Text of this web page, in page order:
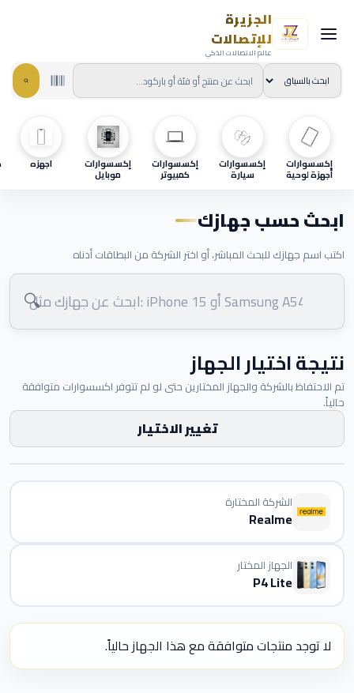
الجزيرة
للإتصالات
عالم الاتصالات الذكي
إكسسوارات
أجهزة لوحية
إكسسوارات
سيارة
إكسسوارات
كمبيوتر
إكسسوارات
موبايل
اجهزه
ابحث حسب جهازك
اكتب اسم جهازك للبحث المباشر، أو اختر الشركة من البطاقات أدناه
🔍
نتيجة اختيار الجهاز
تم الاحتفاظ بالشركة والجهاز المختارين حتى لو لم تتوفر اكسسوارات متوافقة
حالياً.
تغيير الاختيار
الشركة المختارة
Realme
الجهاز المختار
P4 Lite
لا توجد منتجات متوافقة مع هذا الجهاز حالياً.